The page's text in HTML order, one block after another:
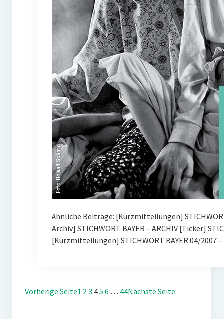
Ähnliche Beiträge: [Kurzmitteilungen]
Archiv] STICHWORT BAYER – ARCHIV [Ticker]
[Kurzmitteilungen] STICHWORT BAYER 04/2007
Vorherige Seite1 23 45 6 … 44Nächste Seite